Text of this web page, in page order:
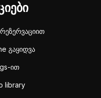
გაყიდვა
ით
library